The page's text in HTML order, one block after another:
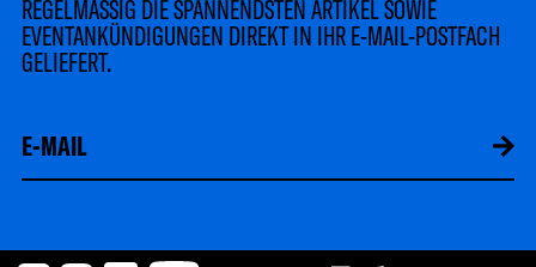
REGELMÄSSIG DIE SPANNENDSTEN ARTIKEL SOWIE
EVENTANKÜNDIGUNGEN DIREKT IN IHR E-MAIL-POSTFACH
GELIEFERT.